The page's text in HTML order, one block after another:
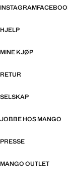
INSTAGRAM
HJELP
MINE KJØP
RETUR
SELSKAP
JOBBE HOS MANGO
PRESSE
MANGO OUTLET